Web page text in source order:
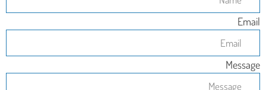
Email
Message